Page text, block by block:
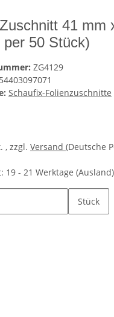
41 mm
per 50 Stück)
ZG4129
Schaufix-Folienzuschnitte
, zzgl. Versand (Deutsche
19 - 21 Werktage (Ausland)
Stück